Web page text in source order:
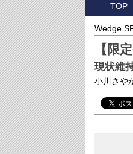
TOP
Wedge
【限
現状維
小川さや